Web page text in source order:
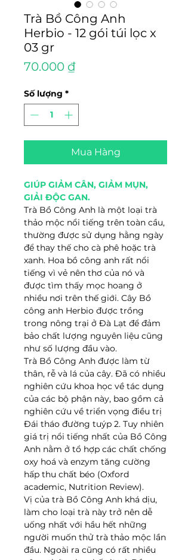
Trà Bồ Công Anh
Herbio - 12 gói túi lọc x
03 gr
70.000 ₫Giá
Số lượng *
Mua Hàng
GIÚP GIẢM CÂN, GIẢM MỤN,
GIẢI ĐỘC GAN.
Trà Bồ Công Anh là một loại trà
thảo mộc nổi tiếng trên toàn cầu,
thường được sử dụng hằng ngày
để thay thế cho cà phê hoặc trà
xanh. Hoa bồ công anh rất nổi
tiếng vì vẻ nên thơ của nó và
được tìm thấy mọc hoang ở
nhiều nơi trên thế giới. Cây Bồ
công anh Herbio được trồng
trong nông trại ở Đà Lạt để đảm
bảo chất lượng nguyên liệu cũng
như số lượng đầu vào.
Trà Bồ Công Anh được làm từ
thân, rễ và lá của cây. Đã có nhiều
nghiên cứu khoa học về tác dụng
của các bộ phận này, bao gồm cả
nghiên cứu về triển vọng điều trị
Đái tháo đường tuýp 2. Tuy nhiên
giá trị nổi tiếng nhất của Bồ Công
Anh nằm ở tổ hợp các chất chống
oxy hoá và enzym tăng cường
hấp thu chất béo (Oxford
academic, Nutrition Review).
Vị của trà Bồ Công Anh khá dịu,
làm cho loại trà này trở nên dễ
uống nhất với hầu hết những
người muốn thử trà thảo mộc lần
đầu. Ngoài ra cũng có rất nhiều